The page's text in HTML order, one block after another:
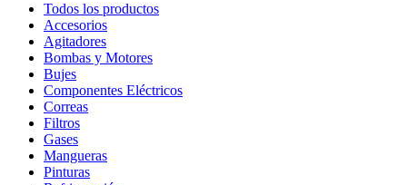
Todos los productos
Accesorios
Agitadores
Bombas y Motores
Bujes
Componentes Eléctricos
Correas
Filtros
Gases
Mangueras
Pinturas